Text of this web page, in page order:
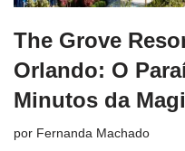
The Grove
Orlando: O
Minutos da
por Fernanda Machado